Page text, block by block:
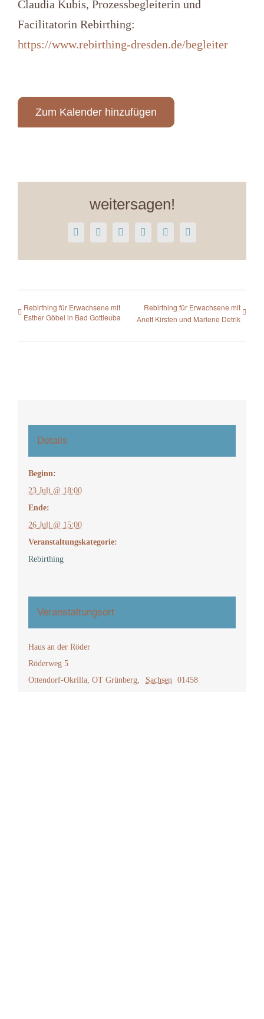
Claudia Kubis, Prozessbegleiterin und
Facilitatorin Rebirthing:
https://www.rebirthing-dresden.de/begleiter
Zum Kalender hinzufügen
weitersagen!
FacebookLinkedInWhatsAppPinterestVk
E-
Mail
Rebirthing für Erwachsene mit
Esther Göbel in Bad Gottleuba
Rebirthing für Erwachsene mit
Anett Kirsten und Marlene Detrik
Details
Beginn:
23 Juli @ 18:00
Ende:
26 Juli @ 15:00
Veranstaltungskategorie:
Rebirthing
Veranstaltungsort
Haus an der Röder
Röderweg 5
Ottendorf-Okrilla, OT Grünberg, Sachsen 01458